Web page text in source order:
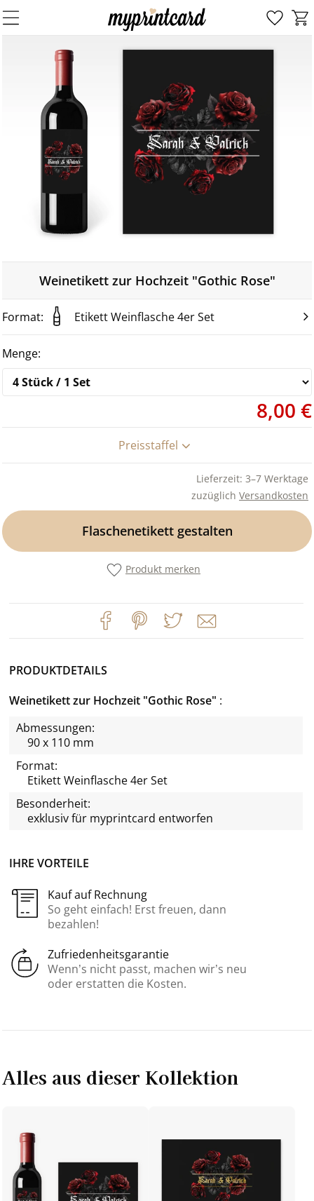
Weinetikett zur Hochzeit "Gothic Rose"
Etikett Weinflasche 4er Set
8,00 €
Preisstaffel
Lieferzeit: 3–7 Werktage
zuzüglich Versandkosten
Flaschenetikett gestalten
Produkt merken
IHRE VORTEILE
Kauf auf Rechnung
So geht einfach! Erst freuen, dann
bezahlen!
Zufriedenheitsgarantie
Wenn’s nicht passt, machen wir’s neu
oder erstatten die Kosten.
PRODUKTDETAILS
Weinetikett zur Hochzeit "Gothic Rose"
Abmessungen:
90 x 110 mm
Format:
Etikett Weinflasche 4er Set
Besonderheit:
exklusiv für myprintcard entworfen
Alles aus dieser Kollektion